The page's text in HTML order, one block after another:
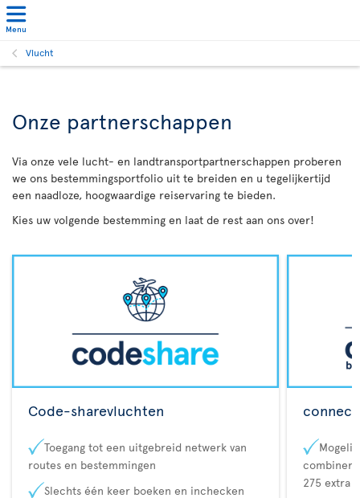
Menu
Vlucht
Onze partnerschappen
Via onze vele lucht- en landtransportpartnerschappen proberen
we ons bestemmingsportfolio uit te breiden en u tegelijkertijd
een naadloze, hoogwaardige reiservaring te bieden.
Kies uw volgende bestemming en laat de rest aan ons over!
Code-sharevluchten
Toegang tot een uitgebreid netwerk van
routes en bestemmingen
Slechts één keer boeken en inchecken
275 extra